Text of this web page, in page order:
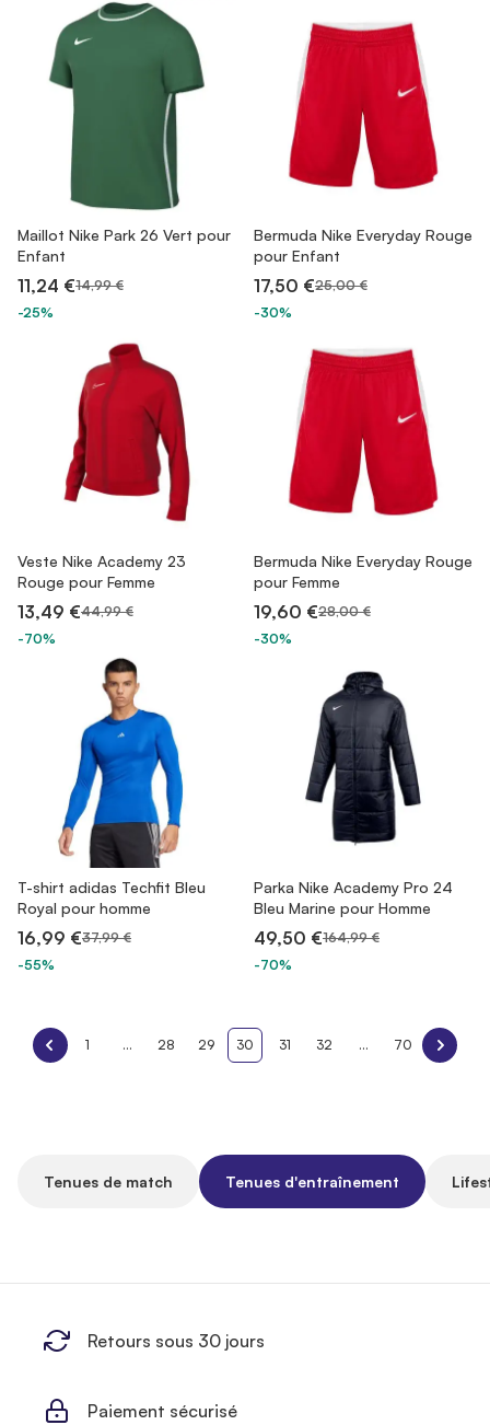
Maillot Nike Park 26 Vert pour
Enfant
11,24 €14,99 €
-25%
Bermuda Nike Everyday Rouge
pour Enfant
17,50 €25,00 €
-30%
Veste Nike Academy 23
Rouge pour Femme
13,49 €44,99 €
-70%
Bermuda Nike Everyday Rouge
pour Femme
19,60 €28,00 €
-30%
T-shirt adidas Techfit Bleu
Royal pour homme
16,99 €37,99 €
-55%
Parka Nike Academy Pro 24
Bleu Marine pour Homme
49,50 €164,99 €
-70%
1 ... 28 29 30 31 32 ... 70
Tenues de match Tenues d'entraînement
Retours sous 30 jours
Paiement sécurisé